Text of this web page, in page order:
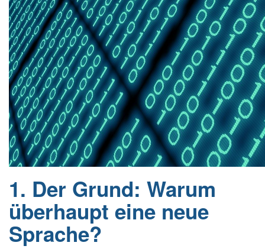
1. Der Grund: Warum
überhaupt eine neue
Sprache?